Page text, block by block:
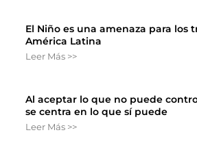
El Niño es una amenaza para los
América Latina
Leer Más >>
Al aceptar lo que no puede
se centra en lo que sí puede
Leer Más >>